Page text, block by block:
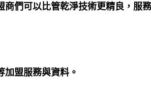
們可以比管乾淨技術更精良，服
盟服務與資料。